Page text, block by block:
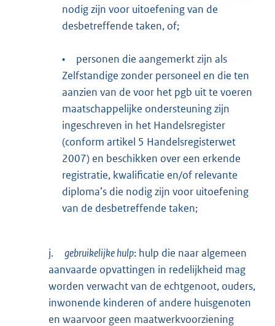
nodig zijn voor uitoefening van de
desbetreffende taken, of;
•
personen die aangemerkt zijn als
Zelfstandige zonder personeel en die ten
aanzien van de voor het pgb uit te voeren
maatschappelijke ondersteuning zijn
ingeschreven in het Handelsregister
(conform artikel 5 Handelsregisterwet
2007) en beschikken over een erkende
registratie, kwalificatie en/of relevante
diploma’s die nodig zijn voor uitoefening
van de desbetreffende taken;
j. gebruikelijke hulp: hulp die naar algemeen
aanvaarde opvattingen in redelijkheid mag
worden verwacht van de echtgenoot, ouders,
inwonende kinderen of andere huisgenoten
en waarvoor geen maatwerkvoorziening